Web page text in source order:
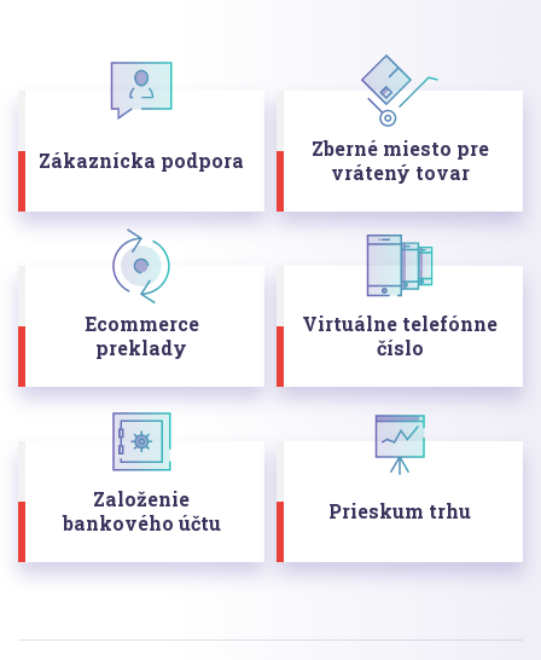
Zákaznícka podpora
Zberné miesto pre
vrátený tovar
Ecommerce
preklady
Virtuálne telefónne
číslo
Založenie
bankového účtu
Prieskum trhu